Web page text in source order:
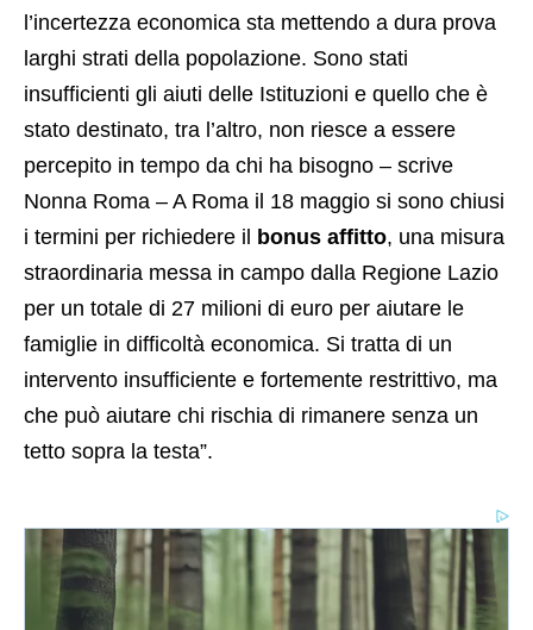
l’incertezza economica sta mettendo a dura prova
larghi strati della popolazione. Sono stati
insufficienti gli aiuti delle Istituzioni e quello che è
stato destinato, tra l’altro, non riesce a essere
percepito in tempo da chi ha bisogno – scrive
Nonna Roma – A Roma il 18 maggio si sono chiusi
i termini per richiedere il bonus affitto, una misura
straordinaria messa in campo dalla Regione Lazio
per un totale di 27 milioni di euro per aiutare le
famiglie in difficoltà economica. Si tratta di un
intervento insufficiente e fortemente restrittivo, ma
che può aiutare chi rischia di rimanere senza un
tetto sopra la testa”.